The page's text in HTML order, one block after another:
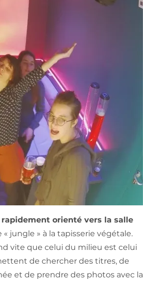
orienté vers la salle
« jungle » à la tapisserie végétale.
vite que celui du milieu est celui
de chercher des titres, de
et de prendre des photos avec la